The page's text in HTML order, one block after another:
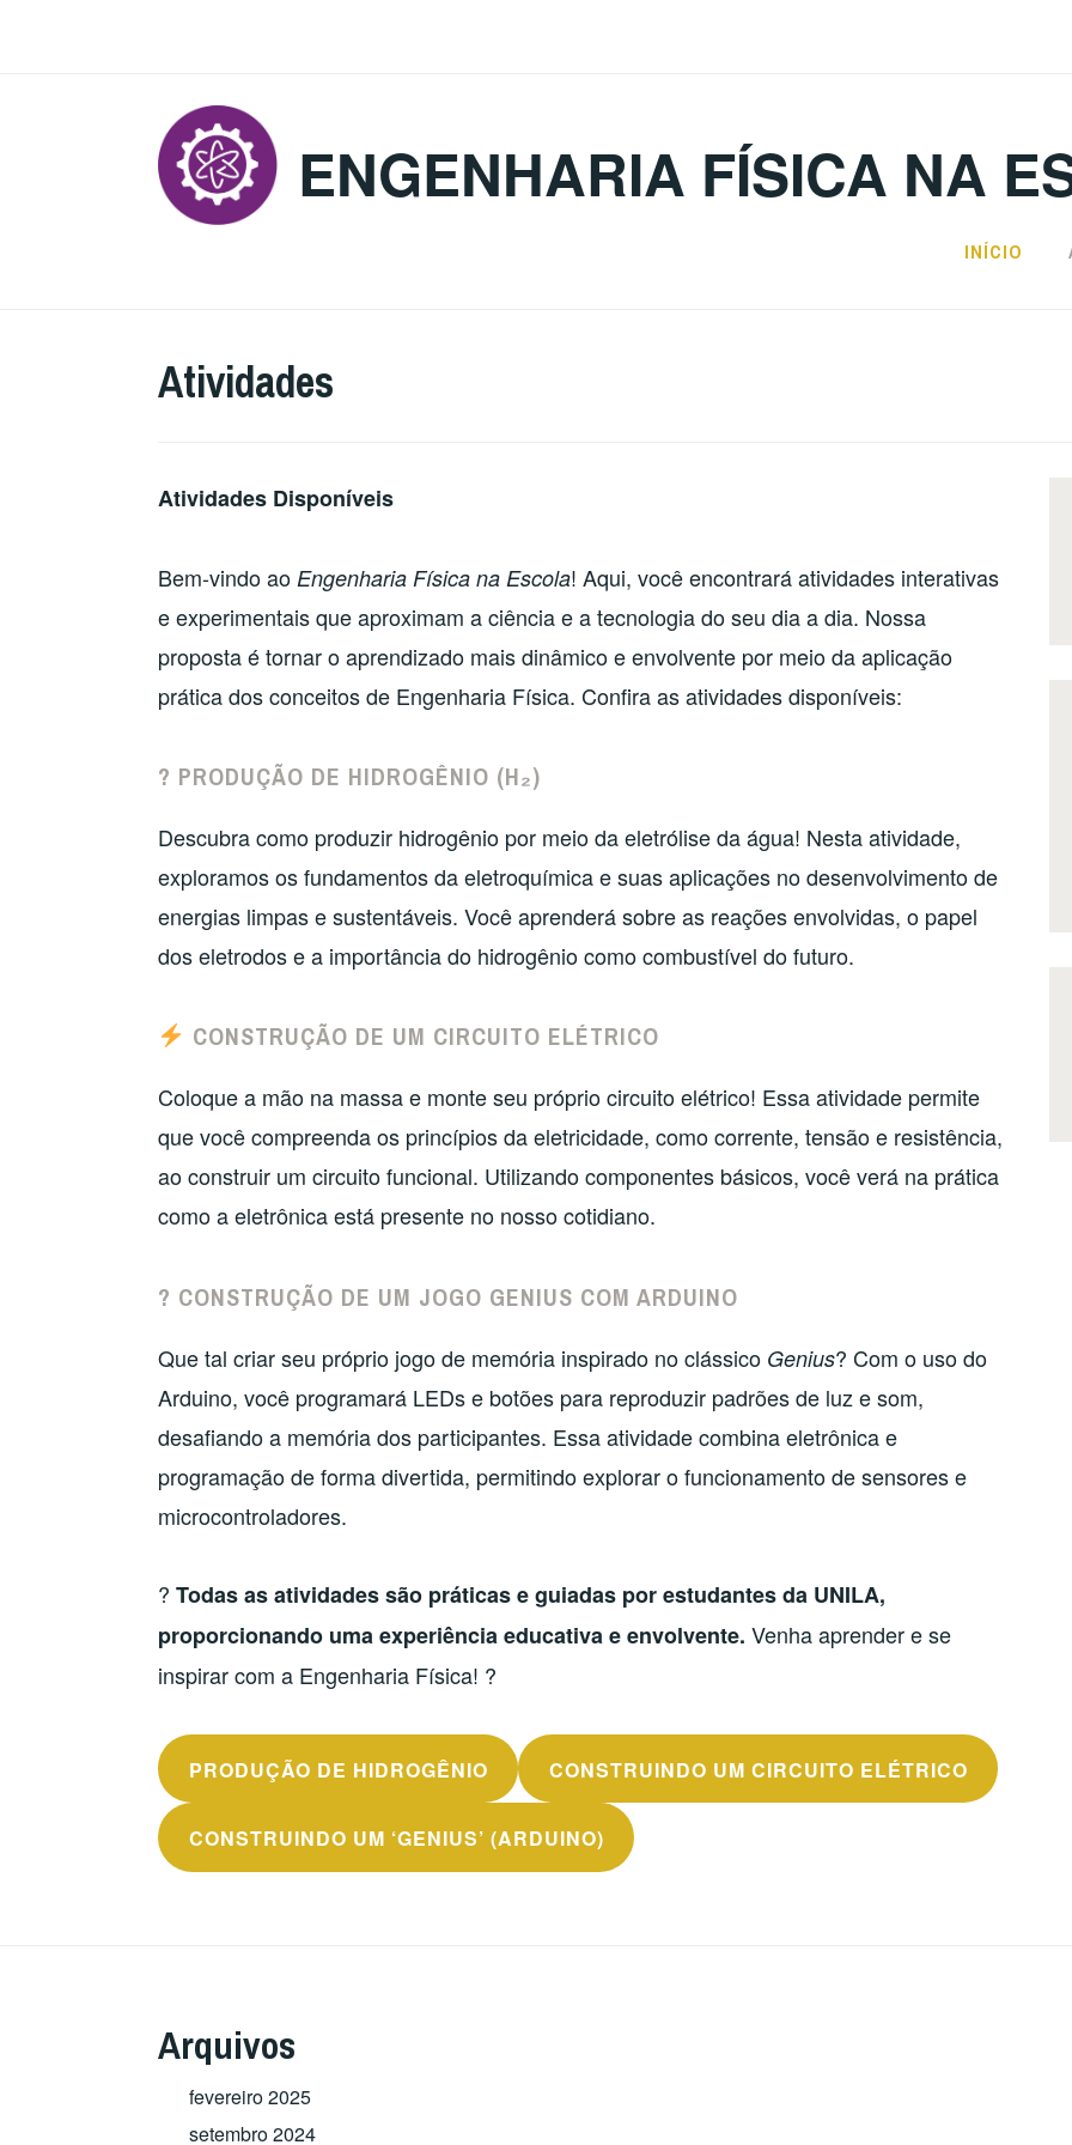
ENGENHARIA FÍSICA NA
INÍCIO
Atividades
Atividades Disponíveis
Bem-vindo ao Engenharia Física na Escola! Aqui, você encontrará atividades interativas
e experimentais que aproximam a ciência e a tecnologia do seu dia a dia. Nossa
proposta é tornar o aprendizado mais dinâmico e envolvente por meio da aplicação
prática dos conceitos de Engenharia Física. Confira as atividades disponíveis:
? PRODUÇÃO DE HIDROGÊNIO (H₂)
Descubra como produzir hidrogênio por meio da eletrólise da água! Nesta atividade,
exploramos os fundamentos da eletroquímica e suas aplicações no desenvolvimento de
energias limpas e sustentáveis. Você aprenderá sobre as reações envolvidas, o papel
dos eletrodos e a importância do hidrogênio como combustível do futuro.
CONSTRUÇÃO DE UM CIRCUITO ELÉTRICO
Coloque a mão na massa e monte seu próprio circuito elétrico! Essa atividade permite
que você compreenda os princípios da eletricidade, como corrente, tensão e resistência,
ao construir um circuito funcional. Utilizando componentes básicos, você verá na prática
como a eletrônica está presente no nosso cotidiano.
? CONSTRUÇÃO DE UM JOGO GENIUS COM ARDUINO
Que tal criar seu próprio jogo de memória inspirado no clássico Genius? Com o uso do
Arduino, você programará LEDs e botões para reproduzir padrões de luz e som,
desafiando a memória dos participantes. Essa atividade combina eletrônica e
programação de forma divertida, permitindo explorar o funcionamento de sensores e
microcontroladores.
? Todas as atividades são práticas e guiadas por estudantes da UNILA,
proporcionando uma experiência educativa e envolvente. Venha aprender e se
inspirar com a Engenharia Física! ?
PRODUÇÃO DE HIDROGÊNIO CONSTRUINDO UM CIRCUITO ELÉTRICO
CONSTRUINDO UM ‘GENIUS’ (ARDUINO)
Arquivos
fevereiro 2025
setembro 2024